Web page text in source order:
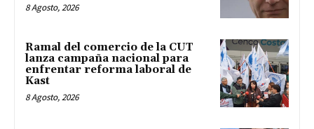
8 Agosto, 2026
Ramal del comercio de la CUT
lanza campaña nacional para
enfrentar reforma laboral de
Kast
8 Agosto, 2026